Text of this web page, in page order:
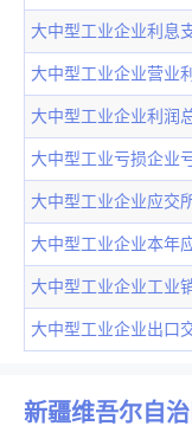
大中型工业企业利息
大中型工业企业营业
大中型工业企业利润
大中型工业亏损企业
大中型工业企业应交
大中型工业企业本年
大中型工业企业工业
大中型工业企业出口
新疆维吾尔自